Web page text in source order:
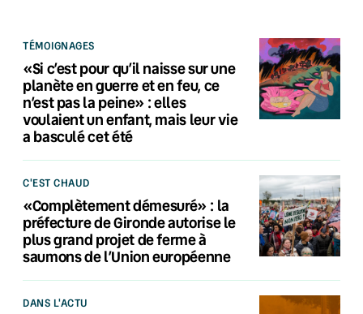
TÉMOIGNAGES
«Si c’est pour qu’il naisse sur une
planète en guerre et en feu, ce
n’est pas la peine» : elles
voulaient un enfant, mais leur vie
a basculé cet été
C'EST CHAUD
«Complètement démesuré» : la
préfecture de Gironde autorise le
plus grand projet de ferme à
saumons de l’Union européenne
DANS L'ACTU